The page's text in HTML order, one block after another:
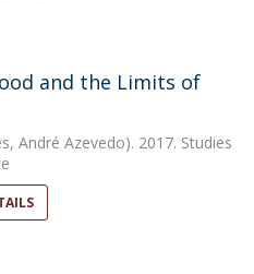
and the Limits of
André Azevedo). 2017. Studies